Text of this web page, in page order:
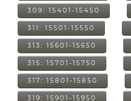
309: 15401-15450
311: 15501-15550
313: 15601-15650
315: 15701-15750
317: 15801-15850
319: 15901-15950